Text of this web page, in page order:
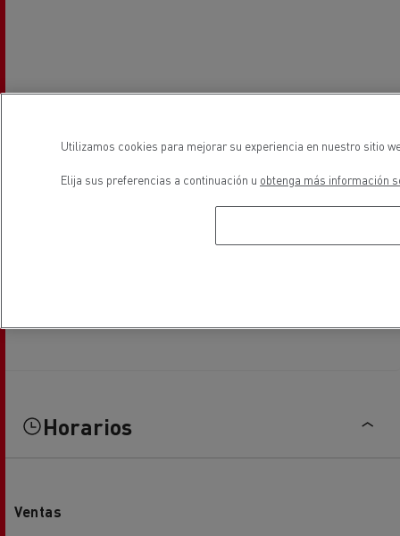
Horarios
Ventas
Utilizamos cookies para mejorar su experiencia en nuestro sitio
Elija sus preferencias a continuación u obtenga más información